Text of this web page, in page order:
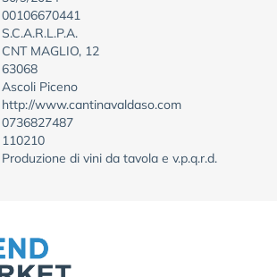
00106670441
S.C.A.R.L.P.A.
CNT MAGLIO, 12
63068
Ascoli Piceno
http://www.cantinavaldaso.com
0736827487
110210
Produzione di vini da tavola e v.p.q.r.d.